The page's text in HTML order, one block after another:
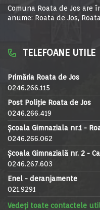
Comuna Roata de Jos are
anume: Roata de Jos,
TELEFOANE UTILE
Primăria Roata de Jos
0246.266.115
Post Poliție Roata de Jos
0246.266.419
Școala Gimnaziala nr.1 -
0246.266.062
Școala Gimnazială nr. 2 -
0246.267.603
Enel - deranjamente
021.9291
Vedeți toate contactele